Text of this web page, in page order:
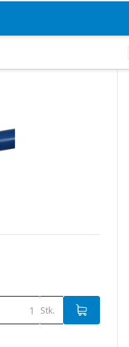
Stk.